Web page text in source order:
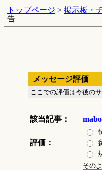
トップページ > 掲示板・
告
メッセージ評価
ここでの評価は今後の
該当記事： mabo
評価：
その